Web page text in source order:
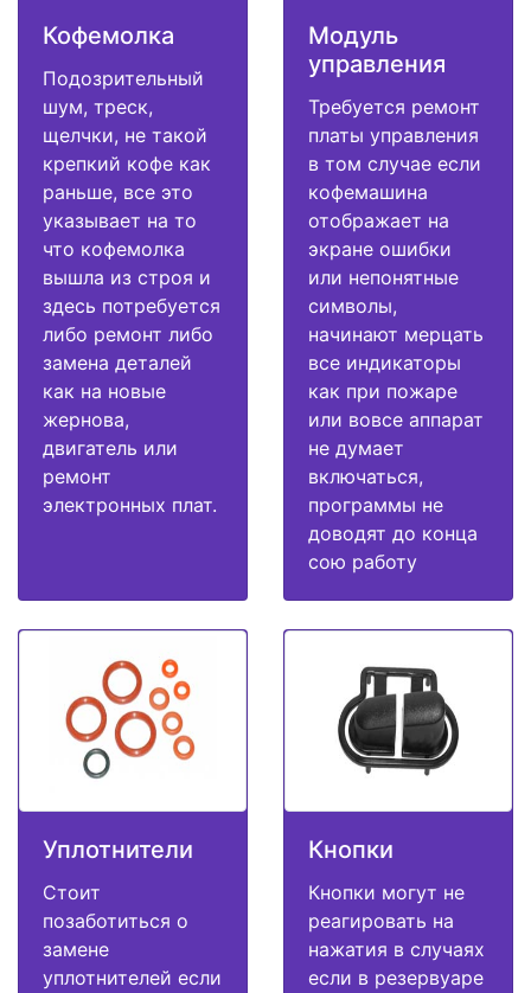
Кофемолка
Подозрительный
шум, треск,
щелчки, не такой
крепкий кофе как
раньше, все это
указывает на то
что кофемолка
вышла из строя и
здесь потребуется
либо ремонт либо
замена деталей
как на новые
жернова,
двигатель или
ремонт
электронных плат.
Модуль
управления
Требуется ремонт
платы управления
в том случае если
кофемашина
отображает на
экране ошибки
или непонятные
символы,
начинают мерцать
все индикаторы
как при пожаре
или вовсе аппарат
не думает
включаться,
программы не
доводят до конца
сою работу
Уплотнители
Стоит
позаботиться о
замене
уплотнителей если
Кнопки
Кнопки могут не
реагировать на
нажатия в случаях
если в резервуаре